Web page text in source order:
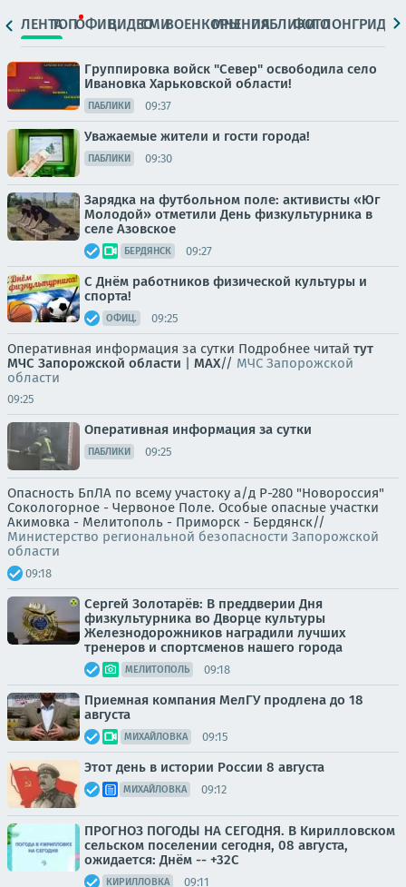
ЛЕНТАТОПОФИЦ.ВИДЕОСМИВОЕНКОРЫМНЕНИЯПАБЛИКИ
ФОТОЛОНГРИДЫ
Группировка войск "Север" освободила село
Ивановка Харьковской области!
ПАБЛИКИ 09:37
Уважаемые жители и гости города!
ПАБЛИКИ 09:30
Зарядка на футбольном поле: активисты «Юг
Молодой» отметили День физкультурника в
селе Азовское
БЕРДЯНСК 09:27
С Днём работников физической культуры и
спорта!
ОФИЦ. 09:25
Оперативная информация за сутки Подробнее читай тут
МЧС Запорожской области | MAX// МЧС Запорожской
области
09:25
Оперативная информация за сутки
ПАБЛИКИ 09:25
Опасность БпЛА по всему участоку а/д Р-280 "Новороссия"
Сокологорное - Червоное Поле. Особые опасные участки
Акимовка - Мелитополь - Приморск - Бердянск//
Министерство региональной безопасности Запорожской
области
09:18
Сергей Золотарёв: В преддверии Дня
физкультурника во Дворце культуры
Железнодорожников наградили лучших
тренеров и спортсменов нашего города
МЕЛИТОПОЛЬ 09:18
Приемная компания МелГУ продлена до 18
августа
МИХАЙЛОВКА 09:15
Этот день в истории России 8 августа
МИХАЙЛОВКА 09:12
ПРОГНОЗ ПОГОДЫ НА СЕГОДНЯ. В Кирилловском
сельском поселении сегодня, 08 августа,
ожидается: Днём -- +32С
КИРИЛЛОВКА 09:11